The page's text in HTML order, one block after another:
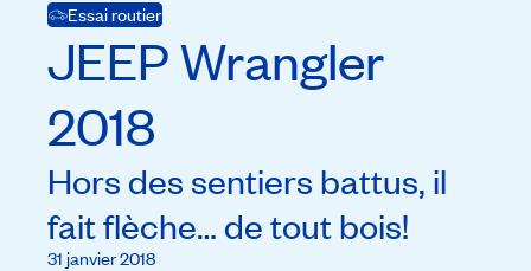
Essai routier
JEEPWrangler
2018
Hors des sentiers battus, il
fait flèche… de tout bois!
31 janvier 2018